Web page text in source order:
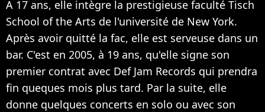
A 17 ans, elle intègre la prestigieuse faculté Tisch
School of the Arts de l'université de New York.
Après avoir quitté la fac, elle est serveuse dans un
bar. C'est en 2005, à 19 ans, qu'elle signe son
premier contrat avec Def Jam Records qui prendra
fin queques mois plus tard. Par la suite, elle
donne quelques concerts en solo ou avec son